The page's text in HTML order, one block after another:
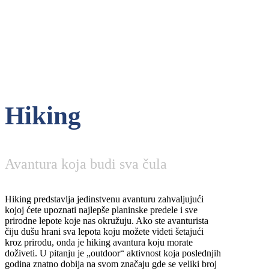
Hiking
Avantura koja budi sva čula
Hiking predstavlja jedinstvenu avanturu zahvaljujući
kojoj ćete upoznati najlepše planinske predele i sve
prirodne lepote koje nas okružuju. Ako ste avanturista
čiju dušu hrani sva lepota koju možete videti šetajući
kroz prirodu, onda je hiking avantura koju morate
doživeti. U pitanju je „outdoor“ aktivnost koja poslednjih
godina znatno dobija na svom značaju gde se veliki broj